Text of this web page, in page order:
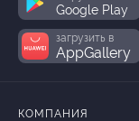
Google Play
загрузить в
AppGallery
КОМПАНИЯ